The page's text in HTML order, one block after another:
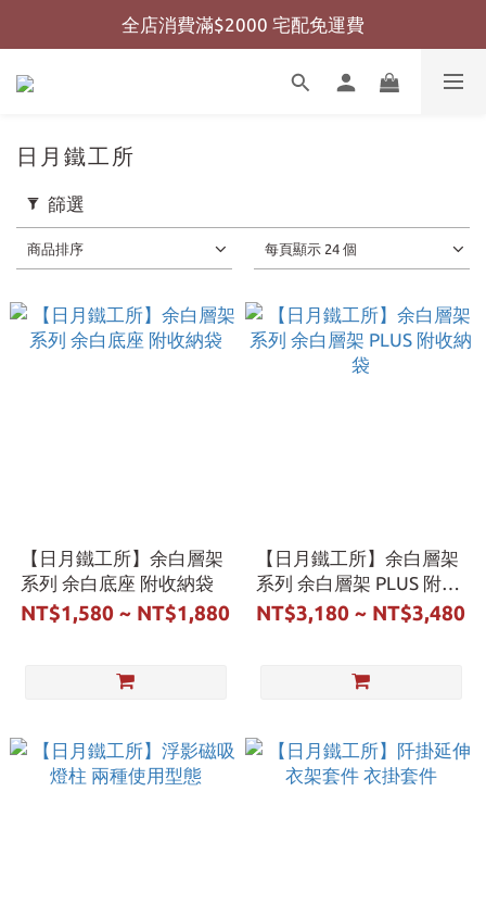
全店消費滿$999 超商免運費
全店消費滿$2000 宅配免運費
全店消費滿$999 超商免運費
日月鐵工所
篩選
商品排序 每頁顯示 24 個
【日月鐵工所】余白層架
系列 余白底座 附收納袋
NT$1,580 ~ NT$1,880
【日月鐵工所】余白層架
系列 余白層架 PLUS 附收
納袋
NT$3,180 ~ NT$3,480